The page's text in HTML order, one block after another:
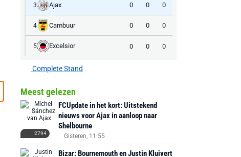
AANBIEDING -40%
3 Ajax 0 0 0
4 Cambuur 0 0 0
5 Excelsior 0 0 0
Complete Stand
Meest gelezen
2794
FCUpdate in het kort: Uitstekend
nieuws voor Ajax in aanloop naar
Shelbourne
Gisteren, 11:55
Bizar: Bournemouth en Justin Kluivert